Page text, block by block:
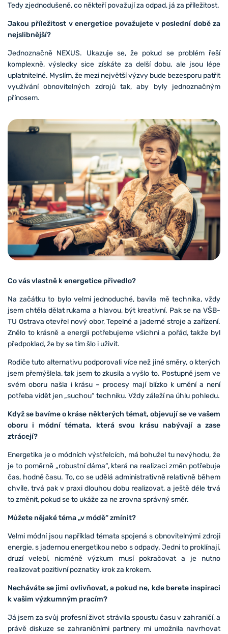
Tedy zjednodušeně, co někteří považují za odpad, já za příležitost.
Jakou příležitost v energetice považujete v poslední době za
nejslibnější?
Jednoznačně NEXUS. Ukazuje se, že pokud se problém řeší
komplexně, výsledky sice získáte za delší dobu, ale jsou lépe
uplatnitelné. Myslím, že mezi největší výzvy bude bezesporu patřit
využívání obnovitelných zdrojů tak, aby byly jednoznačným
přínosem.
Co vás vlastně k energetice přivedlo?
Na začátku to bylo velmi jednoduché, bavila mě technika, vždy
jsem chtěla dělat rukama a hlavou, být kreativní. Pak se na VŠB-
TU Ostrava otevřel nový obor, Tepelné a jaderné stroje a zařízení.
Znělo to krásně a energii potřebujeme všichni a pořád, takže byl
předpoklad, že by se tím šlo i uživit.
Rodiče tuto alternativu podporovali více než jiné směry, o kterých
jsem přemýšlela, tak jsem to zkusila a vyšlo to. Postupně jsem ve
svém oboru našla i krásu – procesy mají blízko k umění a není
potřeba vidět jen „suchou“ techniku. Vždy záleží na úhlu pohledu.
Když se bavíme o kráse některých témat, objevují se ve vašem
oboru i módní témata, která svou krásu nabývají a zase
ztrácejí?
Energetika je o módních výstřelcích, má bohužel tu nevýhodu, že
je to poměrně „robustní dáma“, která na realizaci změn potřebuje
čas, hodně času. To, co se udělá administrativně relativně během
chvíle, trvá pak v praxi dlouhou dobu realizovat, a ještě déle trvá
to změnit, pokud se to ukáže za ne zrovna správný směr.
Můžete nějaké téma „v módě“ zmínit?
Velmi módní jsou například témata spojená s obnovitelnými zdroji
energie, s jadernou energetikou nebo s odpady. Jedni to proklínají,
druzí velebí, nicméně výzkum musí pokračovat a je nutno
realizovat pozitivní poznatky krok za krokem.
Necháváte se jimi ovlivňovat, a pokud ne, kde berete inspiraci
k vašim výzkumným pracím?
Já jsem za svůj profesní život strávila spoustu času v zahraničí, a
právě diskuze se zahraničními partnery mi umožnila navrhovat